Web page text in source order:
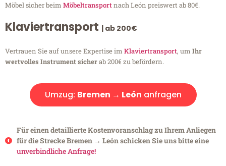
Möbel sicher beim Möbeltransportnach León preiswert ab 80€.
Klaviertransport | ab 200€
Vertrauen Sie auf unsere Expertise im Klaviertransport, um Ihr
wertvolles Instrument sicherab 200€ zu befördern.
Umzug: Bremen → León anfragen
Für einen detaillierte Kostenvoranschlag zu Ihrem Anliegen
für die Strecke Bremen → León schicken Sie uns bitte eine
unverbindliche Anfrage!